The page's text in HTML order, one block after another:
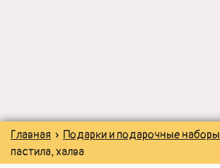
ДЛЯ ДЕТЕЙ
Главная » Подарки и подарочные наборы
пастила, халва